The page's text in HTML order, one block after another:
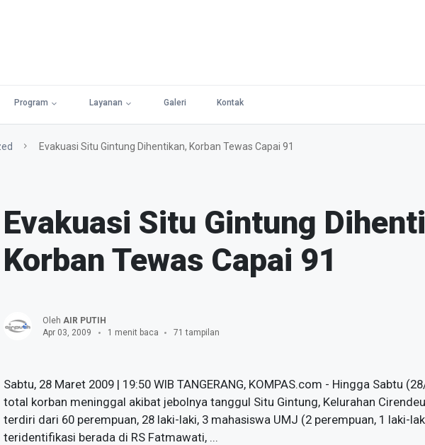
Program Layanan Galeri Kontak
Evakuasi Situ Gintung Dihentikan, Korban Tewas Capai 91
Evakuasi Situ Gintung
Korban Tewas Capai 91
Oleh AIR PUTIH
Apr 03, 2009
1 menit baca 71 tampilan
Sabtu, 28 Maret 2009 | 19:50 WIB TANGERANG, KOMPAS.com - Hingga Sabtu
total korban meninggal akibat jebolnya tanggul Situ Gintung, Kelurahan
terdiri dari 60 perempuan, 28 laki-laki, 3 mahasiswa UMJ (2 perempuan, 1 laki-
teridentifikasi berada di RS Fatmawati, ...